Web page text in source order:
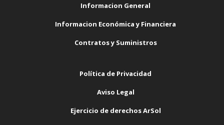
Informacion General
Informacion Económica y Financiera
Contratos y Suministros
Política de Privacidad
Aviso Legal
Ejercicio de derechos ArSol